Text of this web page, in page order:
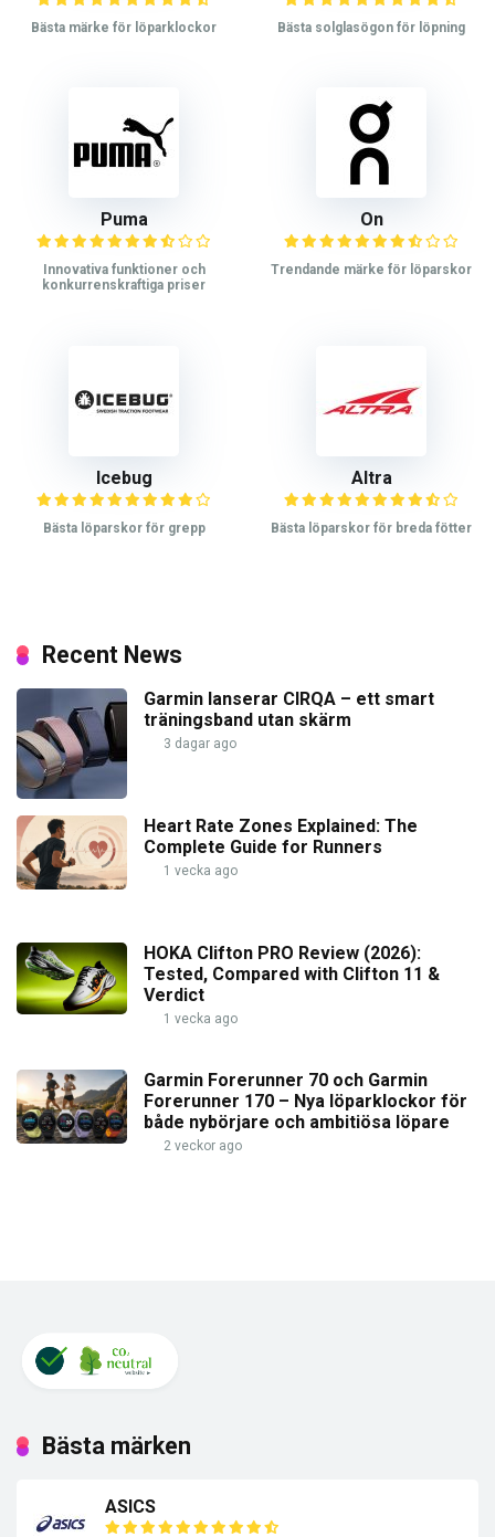
Bästa märke för löparklockor Bästa solglasögon för löpning
Puma
Innovativa funktioner och
konkurrenskraftiga priser
On
Trendande märke för löparskor
Icebug
Bästa löparskor för grepp
Altra
Bästa löparskor för breda fötter
Recent News
Garmin lanserar CIRQA – ett smart
träningsband utan skärm
3 dagar ago
Heart Rate Zones Explained: The
Complete Guide for Runners
1 vecka ago
HOKA Clifton PRO Review (2026):
Tested, Compared with Clifton 11 &
Verdict
1 vecka ago
Garmin Forerunner 70 och Garmin
Forerunner 170 – Nya löparklockor för
både nybörjare och ambitiösa löpare
2 veckor ago
Bästa märken
ASICS